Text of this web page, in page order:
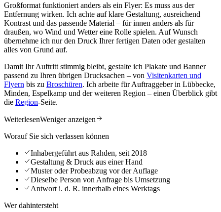
Großformat funktioniert anders als ein Flyer: Es muss aus der
Entfernung wirken. Ich achte auf klare Gestaltung, ausreichend
Kontrast und das passende Material – für innen anders als für
draußen, wo Wind und Wetter eine Rolle spielen. Auf Wunsch
übernehme ich nur den Druck Ihrer fertigen Daten oder gestalten
alles von Grund auf.
Damit Ihr Auftritt stimmig bleibt, gestalte ich Plakate und Banner
passend zu Ihren übrigen Drucksachen – von Visitenkarten und
Flyern bis zu Broschüren. Ich arbeite für Auftraggeber in Lübbecke,
Minden, Espelkamp und der weiteren Region – einen Überblick gibt
die Region-Seite.
WeiterlesenWeniger anzeigen
Worauf Sie sich verlassen können
Inhabergeführt aus Rahden, seit 2018
Gestaltung & Druck aus einer Hand
Muster oder Probeabzug vor der Auflage
Dieselbe Person von Anfrage bis Umsetzung
Antwort i. d. R. innerhalb eines Werktags
Wer dahintersteht